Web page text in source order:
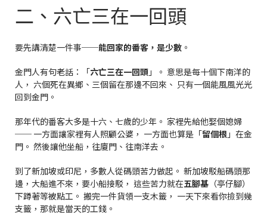
二、六亡三在一回頭
要先講清楚一件事──能回家的番客，是少數 。
金門人有句老話：「六亡三在一回頭 」。 意思是每十個下南洋的
人， 六個死在異鄉、三個留在那邊不回來、 只有一個能風風光光
回到金門。
那年代的番客大多是十六、七歲的少年。 家裡先給他娶個媳婦
── 一方面讓家裡有人照顧公婆， 一方面也算是「留個根 」在金
門。 然後讓他坐船，往廈門、往南洋去。
到了新加坡或印尼，多數人從碼頭苦力做起。 新加坡駁船碼頭那
邊，大船進不來，要小船接駁， 這些苦力就在五腳基 （亭仔腳）
下蹲著等被點工。 搬完一件貨領一支木籤， 一天下來看你撿到幾
支籤，那就是當天的工錢。